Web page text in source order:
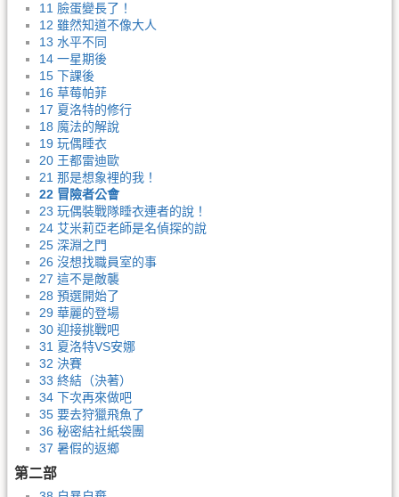
11 臉蛋變長了！
12 雖然知道不像大人
13 水平不同
14 一星期後
15 下課後
16 草莓帕菲
17 夏洛特的修行
18 魔法的解說
19 玩偶睡衣
20 王都雷迪歐
21 那是想象裡的我！
22 冒險者公會
23 玩偶裝戰隊睡衣連者的說！
24 艾米莉亞老師是名偵探的說
25 深淵之門
26 沒想找職員室的事
27 這不是敵襲
28 預選開始了
29 華麗的登場
30 迎接挑戰吧
31 夏洛特VS安娜
32 決賽
33 終結（決著）
34 下次再來做吧
35 要去狩獵飛魚了
36 秘密結社紙袋團
37 暑假的返鄉
第二部